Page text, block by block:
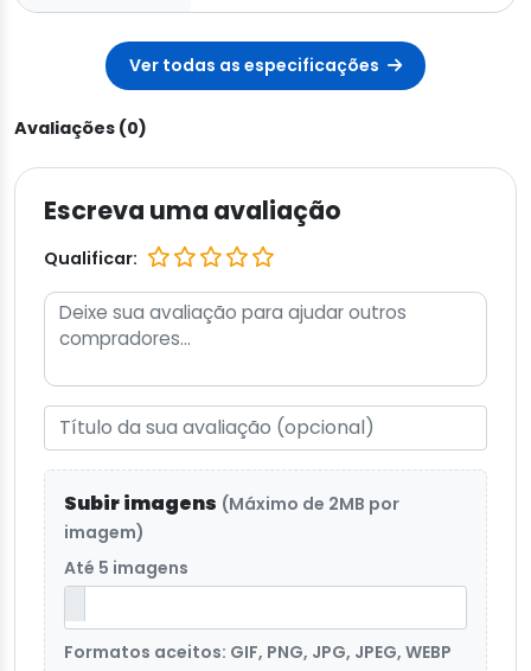
Ver todas as especificações
Avaliações (0)
Escreva uma avaliação
Qualificar:
Subir imagens (Máximo de 2MB por
imagem)
Até 5 imagens
Formatos aceitos: GIF, PNG, JPG, JPEG, WEBP